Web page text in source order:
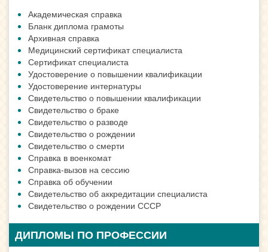
Академическая справка
Бланк диплома грамоты
Архивная справка
Медицинский сертификат специалиста
Сертификат специалиста
Удостоверение о повышении квалификации
Удостоверение интернатуры
Свидетельство о повышении квалификации
Свидетельство о браке
Свидетельство о разводе
Свидетельство о рождении
Свидетельство о смерти
Справка в военкомат
Справка-вызов на сессию
Справка об обучении
Свидетельство об аккредитации специалиста
Свидетельство о рождении СССР
ДИПЛОМЫ ПО ПРОФЕССИИ